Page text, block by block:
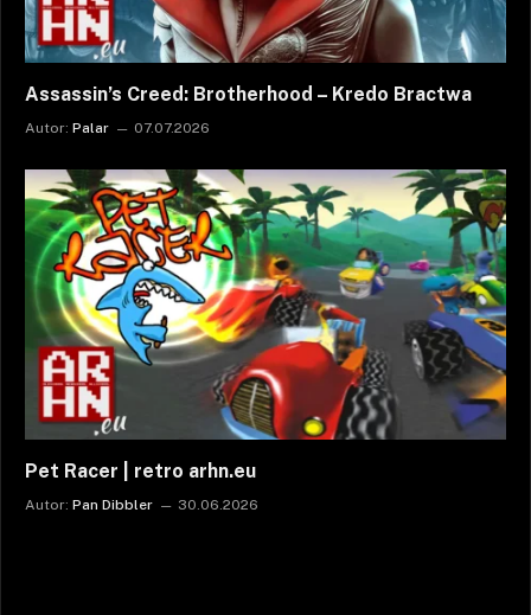
Assassin’s Creed: Brotherhood – Kredo Bractwa
Autor: Palar 07.07.2026
Pet Racer | retro arhn.eu
Autor: Pan Dibbler 30.06.2026